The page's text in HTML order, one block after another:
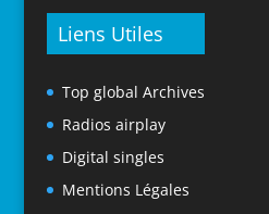
Liens Utiles
Top global Archives
Radios airplay
Digital singles
Mentions Légales